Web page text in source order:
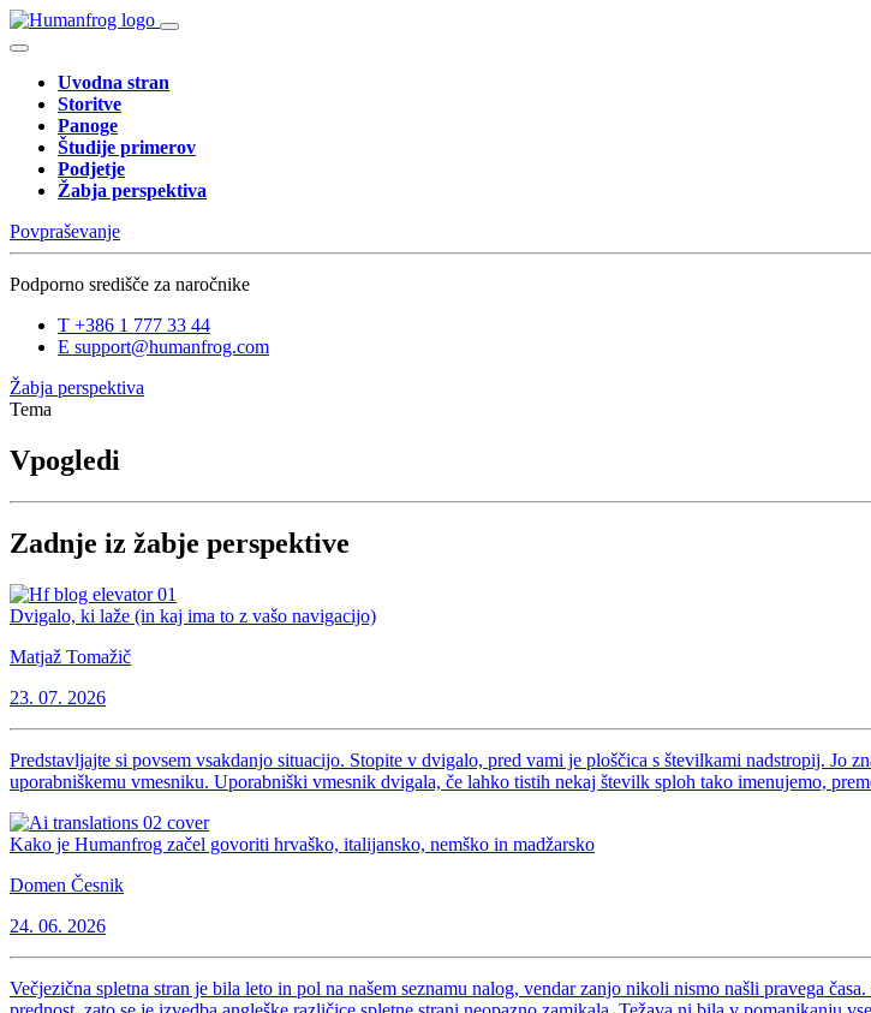
Uvodna stran
Storitve
Panoge
Študije primerov
Podjetje
Žabja perspektiva
Povpraševanje
Podporno središče za naročnike
T +386 1 777 33 44
E support@humanfrog.com
Žabja perspektiva
Tema
Vpogledi
Zadnje iz žabje perspektive
Dvigalo, ki laže (in kaj ima to z vašo navigacijo)
Matjaž Tomažič
23. 07. 2026
Predstavljajte si povsem vsakdanjo situacijo. Stopite v dvigalo, pred vami je ploščica s številkami nadstropij. Jo
uporabniškemu vmesniku. Uporabniški vmesnik dvigala, če lahko tistih nekaj številk sploh tako imenujemo,
Kako je Humanfrog začel govoriti hrvaško, italijansko, nemško in madžarsko
Domen Česnik
24. 06. 2026
Večjezična spletna stran je bila leto in pol na našem seznamu nalog, vendar zanjo nikoli nismo našli pravega